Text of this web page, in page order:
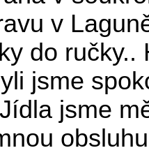
v
do ručky..
jsme
jsme